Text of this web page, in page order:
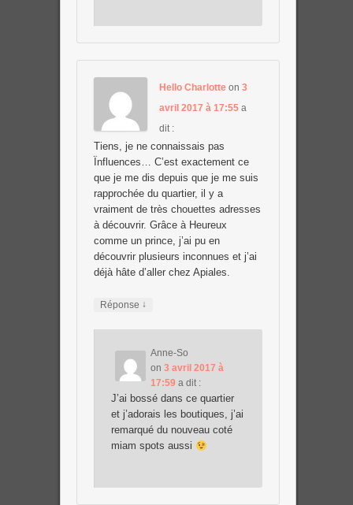
Hello Charlotteon 3
avril 2017 à 17:55 a
dit :
Tiens, je ne connaissais pas
Ïnfluences… C’est exactement ce
que je me dis depuis que je me suis
rapprochée du quartier, il y a
vraiment de très chouettes adresses
à découvrir. Grâce à Heureux
comme un prince, j’ai pu en
découvrir plusieurs inconnues et j’ai
déjà hâte d’aller chez Apiales.
Réponse ↓
Anne-So
on3 avril 2017 à
17:59 a dit :
J’ai bossé dans ce quartier
et j’adorais les boutiques, j’ai
remarqué du nouveau coté
miam spots aussi